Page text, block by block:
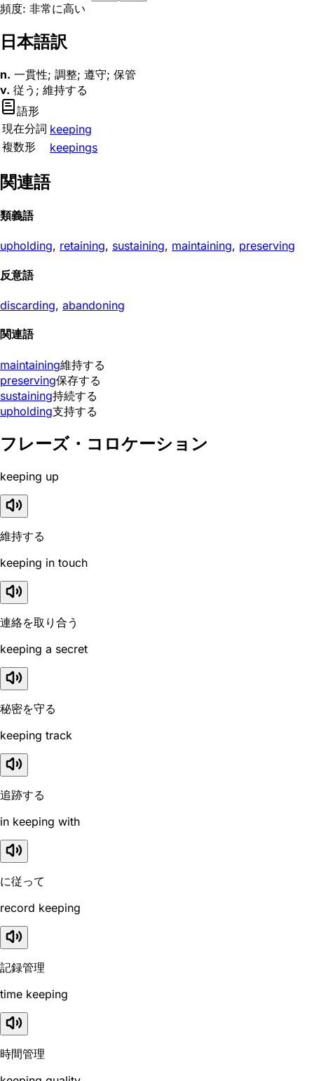
頻度: 非常に高い
日本語訳
n. 一貫性; 調整; 遵守; 保管
v. 従う; 維持する
語形
現在分詞 keeping
複数形
keepings
関連語
類義語
upholding, retaining, sustaining, maintaining, preserving
反意語
discarding, abandoning
関連語
maintaining維持する
preserving保存する
sustaining持続する
upholding支持する
フレーズ・コロケーション
keeping up
維持する
keeping in touch
連絡を取り合う
keeping a secret
秘密を守る
keeping track
追跡する
in keeping with
に従って
record keeping
記録管理
time keeping
時間管理